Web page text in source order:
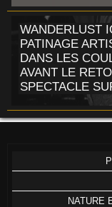
WANDERLUST
PATINAGE
DANS LES
AVANT LE
SPECTACLE
NATURE